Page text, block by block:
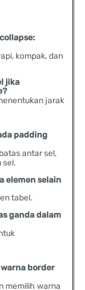
kompak, dan
jika
jarak
padding
antar sel,
sel.
elemen selain
tabel.
ganda dalam
border
memilih warna